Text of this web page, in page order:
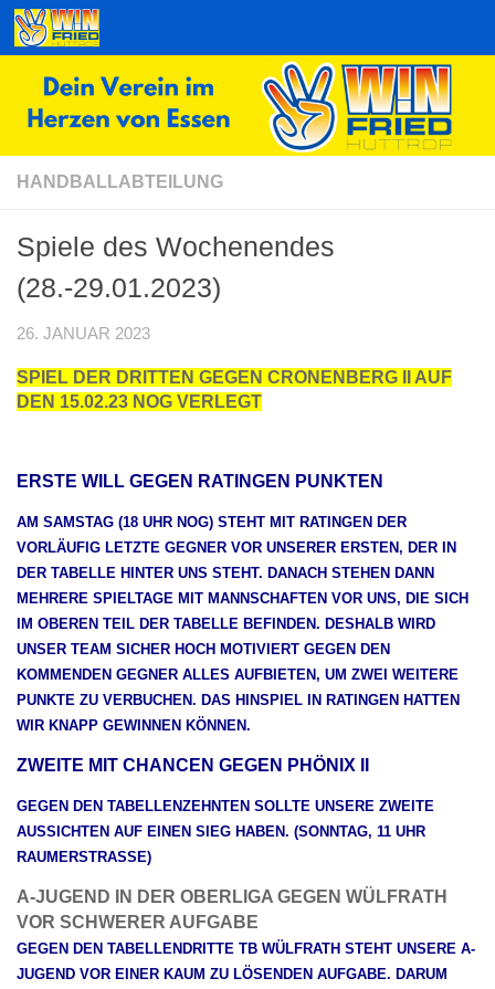
Zum Inhalt springen
HANDBALLABTEILUNG
Spiele des Wochenendes
(28.-29.01.2023)
26. JANUAR 2023
SPIEL DER DRITTEN GEGEN CRONENBERG II AUF
DEN 15.02.23 NOG VERLEGT
ERSTE WILL GEGEN RATINGEN PUNKTEN
AM SAMSTAG (18 UHR NOG) STEHT MIT RATINGEN DER
VORLÄUFIG LETZTE GEGNER VOR UNSERER ERSTEN, DER IN
DER TABELLE HINTER UNS STEHT. DANACH STEHEN DANN
MEHRERE SPIELTAGE MIT MANNSCHAFTEN VOR UNS, DIE SICH
IM OBEREN TEIL DER TABELLE BEFINDEN. DESHALB WIRD
UNSER TEAM SICHER HOCH MOTIVIERT GEGEN DEN
KOMMENDEN GEGNER ALLES AUFBIETEN, UM ZWEI WEITERE
PUNKTE ZU VERBUCHEN. DAS HINSPIEL IN RATINGEN HATTEN
WIR KNAPP GEWINNEN KÖNNEN.
ZWEITE MIT CHANCEN GEGEN PHÖNIX II
GEGEN DEN TABELLENZEHNTEN SOLLTE UNSERE ZWEITE
AUSSICHTEN AUF EINEN SIEG HABEN. (SONNTAG, 11 UHR
RAUMERSTRASSE)
A-JUGEND IN DER OBERLIGA GEGEN WÜLFRATH
VOR SCHWERER AUFGABE
GEGEN DEN TABELLENDRITTE TB WÜLFRATH STEHT UNSERE A-
JUGEND VOR EINER KAUM ZU LÖSENDEN AUFGABE. DARUM